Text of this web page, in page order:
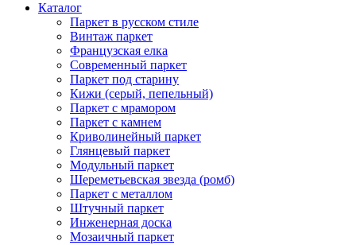
Каталог
Паркет в русском стиле
Винтаж паркет
Французская елка
Современный паркет
Паркет под старину
Кижи (серый, пепельный)
Паркет с мрамором
Паркет с камнем
Криволинейный паркет
Глянцевый паркет
Модульный паркет
Шереметьевская звезда (ромб)
Паркет с металлом
Штучный паркет
Инженерная доска
Мозаичный паркет